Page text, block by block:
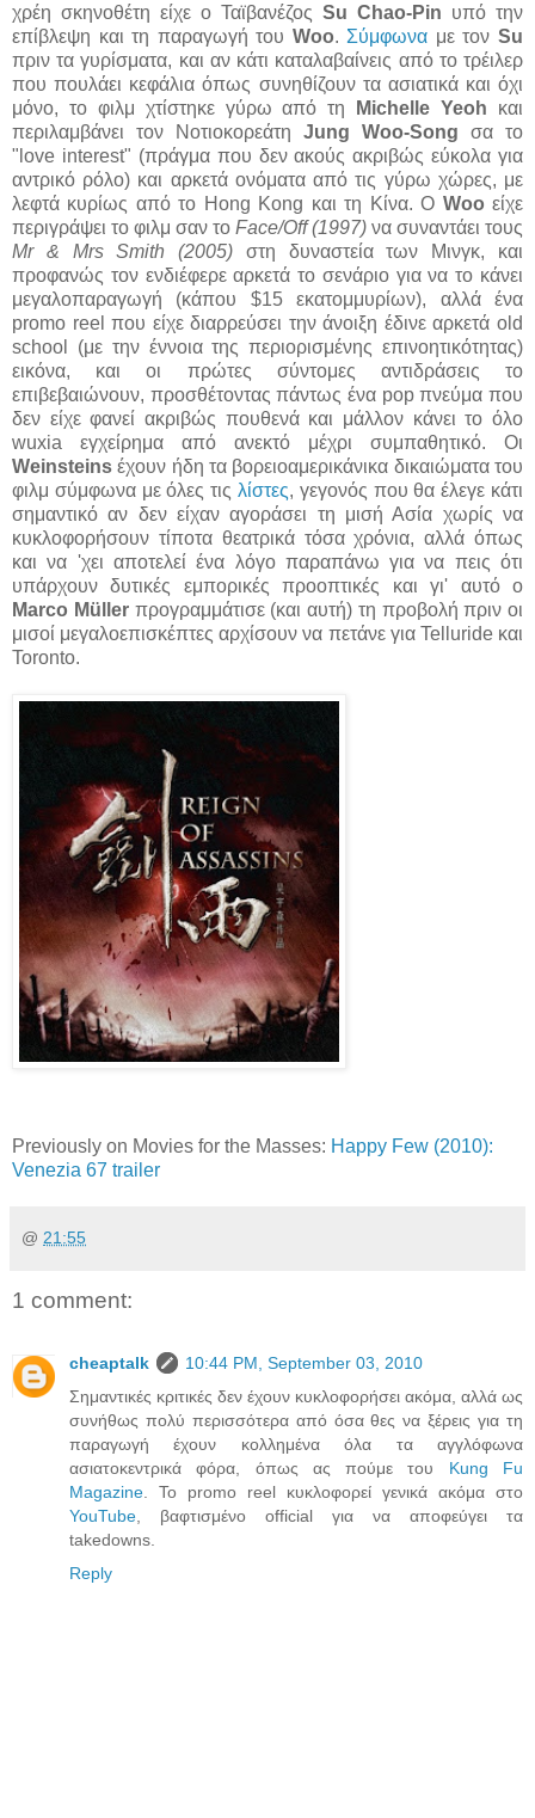
χρέη σκηνοθέτη είχε ο Ταϊβανέζος Su Chao-Pin υπό την
επίβλεψη και τη παραγωγή του Woo. Σύμφωνα με τονSu
πριν τα γυρίσματα, και αν κάτι καταλαβαίνεις από το τρέιλερ
που πουλάει κεφάλια όπως συνηθίζουν τα ασιατικά και όχι
μόνο, το φιλμ χτίστηκε γύρω από τη
Michelle Yeoh και
περιλαμβάνει τον Νοτιοκορεάτη Jung Woo-Song σα το
"love interest" (πράγμα που δεν ακούς ακριβώς εύκολα για
αντρικό ρόλο) και αρκετά ονόματα από τις γύρω χώρες, με
λεφτά κυρίως από το Hong Kong και τη Κίνα. Ο Woo είχε
περιγράψει το φιλμ σαν το Face/Off (1997) να συναντάει τους
Mr & Mrs Smith (2005) στη δυναστεία των Μινγκ, και
προφανώς τον ενδιέφερε αρκετά το σενάριο για να το κάνει
μεγαλοπαραγωγή (κάπου $15 εκατομμυρίων), αλλά ένα
promo reel που είχε διαρρεύσει την άνοιξη έδινε αρκετά old
school (με την έννοια της περιορισμένης επινοητικότητας)
εικόνα, και οι πρώτες σύντομες αντιδράσεις το
επιβεβαιώνουν, προσθέτοντας πάντως ένα pop πνεύμα που
δεν είχε φανεί ακριβώς πουθενά και μάλλον κάνει το όλο
wuxia εγχείρημα από ανεκτό μέχρι συμπαθητικό. Οι
Weinsteins έχουν ήδη τα βορειοαμερικάνικα δικαιώματα του
φιλμ σύμφωνα με όλες τις λίστες, γεγονός που θα έλεγε κάτι
σημαντικό αν δεν είχαν αγοράσει τη μισή Ασία χωρίς να
κυκλοφορήσουν τίποτα θεατρικά τόσα χρόνια, αλλά όπως
και να 'χει αποτελεί ένα λόγο παραπάνω για να πεις ότι
υπάρχουν δυτικές εμπορικές προοπτικές και γι' αυτό ο
Marco Müllerπρογραμμάτισε (και αυτή) τη προβολή πριν οι
μισοί μεγαλοεπισκέπτες αρχίσουν να πετάνε για Telluride και
Toronto.
Previously on Movies for the Masses: Happy Few (2010):
Venezia 67 trailer
@ 21:55
1 comment:
cheaptalk
10:44 PM, September 03, 2010
Σημαντικές κριτικές δεν έχουν κυκλοφορήσει ακόμα, αλλά ως
συνήθως πολύ περισσότερα από όσα θες να ξέρεις για τη
παραγωγή έχουν κολλημένα όλα τα αγγλόφωνα
ασιατοκεντρικά φόρα, όπως ας πούμε του Kung Fu
Magazine . Το promo reel κυκλοφορεί γενικά ακόμα στο
YouTube , βαφτισμένο official για να αποφεύγει τα
takedowns.
Reply